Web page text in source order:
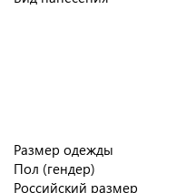
Размер одежды
Пол (гендер)
Российский размер